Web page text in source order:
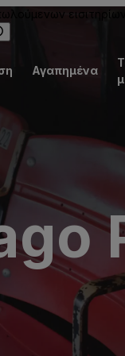
Αγαπημένα